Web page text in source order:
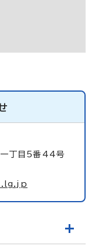
丁目5番44号